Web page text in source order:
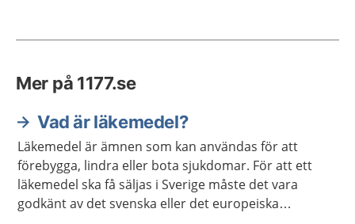
Mer på 1177.se
Vad är läkemedel?
Läkemedel är ämnen som kan användas för att
förebygga, lindra eller bota sjukdomar. För att ett
läkemedel ska få säljas i Sverige måste det vara
godkänt av det svenska eller det europeiska